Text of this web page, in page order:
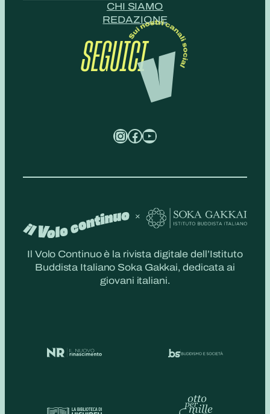
CHI SIAMO
REDAZIONE
SEGUICI
InstagramFacebook YouTube
Il Volo Continuo è la rivista digitale dell’Istituto
Buddista Italiano Soka Gakkai, dedicata ai
giovani italiani.